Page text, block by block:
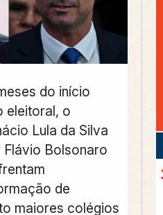
do início
eleitoral, o
Lula da Silva
Bolsonaro
de
maiores colégios